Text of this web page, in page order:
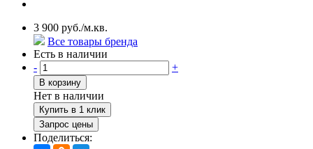
3 900 руб./м.кв.
Все товары бренда
Есть в наличии
-
+
В корзину
Нет в наличии
Купить в 1 клик
Запрос цены
Поделиться: